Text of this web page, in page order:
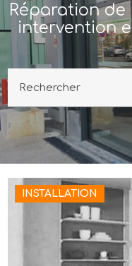
Réparation
intervention
Rechercher
INSTALLATION